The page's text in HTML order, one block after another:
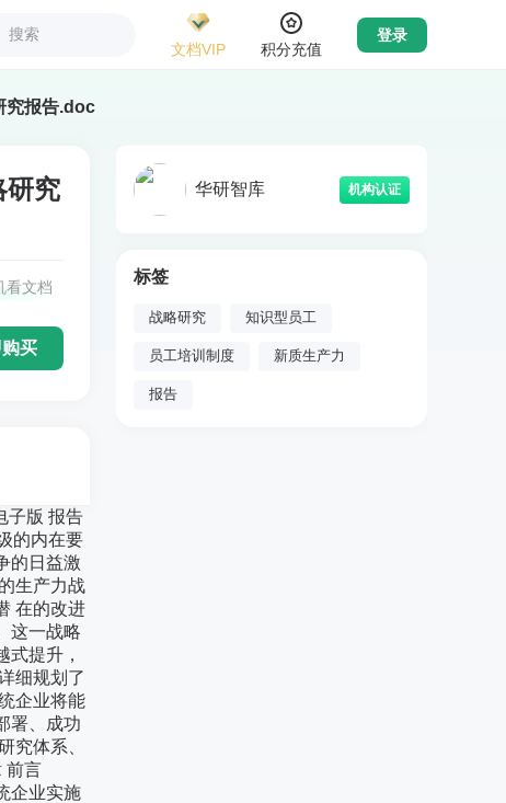
搜索
文档VIP
积分充值
登录
究报告.doc
研究
看文档
买
子版 报告
的内在要
的日益激
生产力战
在的改进
这一战略
提升，
细规划了
企业将能
署、成功
究体系、
章 前言
企业实施
华研智库 机构认证
标签
战略研究 知识型员工
员工培训制度 新质生产力
报告